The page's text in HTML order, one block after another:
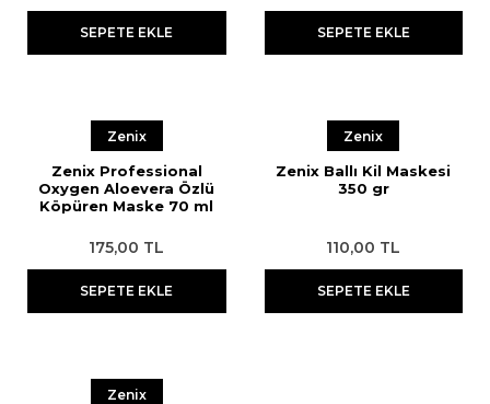
SEPETE EKLE SEPETE EKLE
Zenix
Zenix Professional
Oxygen Aloevera Özlü
Köpüren Maske 70 ml
175,00 TL
SEPETE EKLE
Zenix
Zenix Ballı Kil Maskesi
350 gr
110,00 TL
SEPETE EKLE
Zenix